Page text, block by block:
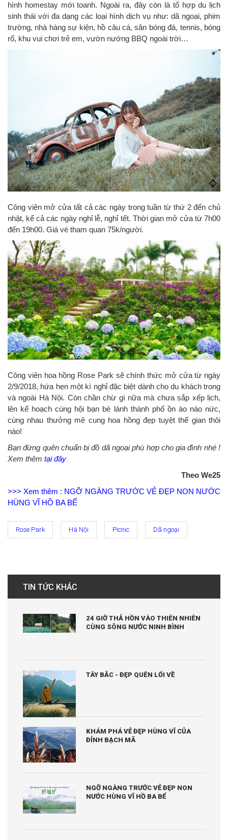
hình homestay mới toanh. Ngoài ra, đây còn là tổ hợp du lịch
sinh thái với đa dạng các loại hình dịch vụ như: dã ngoại, phim
trường, nhà hàng sự kiện, hồ câu cá, sân bóng đá, tennis, bóng
rổ, khu vui chơi trẻ em, vườn nướng BBQ ngoài trời…
Công viên mở cửa tất cả các ngày trong tuần từ thứ 2 đến chủ
nhật, kể cả các ngày nghỉ lễ, nghỉ tết. Thời gian mở cửa từ 7h00
đến 19h00. Giá vé tham quan 75k/người.
Công viên hoa hồng Rose Park sẽ chính thức mở cửa từ ngày
2/9/2018, hứa hẹn một kì nghỉ đặc biệt dành cho du khách trong
và ngoài Hà Nội. Còn chần chừ gì nữa mà chưa sắp xếp lịch,
lên kế hoạch cùng hội bạn bè lánh thành phố ồn ào náo nức,
cùng nhau thưởng mê cung hoa hồng đẹp tuyệt thế gian thôi
nào!
Bạn đừng quên chuẩn bị đồ dã ngoại phù hợp cho gia đình nhé !
Xem thêm tại đây
Theo We25
>>> Xem thêm : NGỠ NGÀNG TRƯỚC VẺ ĐẸP NON NƯỚC
HÙNG VĨ HỒ BA BỂ
Rose Park Hà Nội Picnic Dã ngoại
TIN TỨC KHÁC
24 GIỜ THẢ HỒN VÀO THIÊN NHIÊN
CÙNG SÔNG NƯỚC NINH BÌNH
TÂY BẮC - ĐẸP QUÊN LỐI VỀ
KHÁM PHÁ VẺ ĐẸP HÙNG VĨ CỦA
ĐỈNH BẠCH MÃ
NGỠ NGÀNG TRƯỚC VẺ ĐẸP NON
NƯỚC HÙNG VĨ HỒ BA BỂ